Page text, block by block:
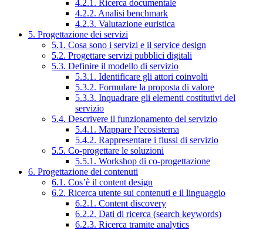
4.2.1. Ricerca documentale
4.2.2. Analisi benchmark
4.2.3. Valutazione euristica
5. Progettazione dei servizi
5.1. Cosa sono i servizi e il service design
5.2. Progettare servizi pubblici digitali
5.3. Definire il modello di servizio
5.3.1. Identificare gli attori coinvolti
5.3.2. Formulare la proposta di valore
5.3.3. Inquadrare gli elementi costitutivi del
servizio
5.4. Descrivere il funzionamento del servizio
5.4.1. Mappare l’ecosistema
5.4.2. Rappresentare i flussi di servizio
5.5. Co-progettare le soluzioni
5.5.1. Workshop di co-progettazione
6. Progettazione dei contenuti
6.1. Cos’è il content design
6.2. Ricerca utente sui contenuti e il linguaggio
6.2.1. Content discovery
6.2.2. Dati di ricerca (search keywords)
6.2.3. Ricerca tramite analytics